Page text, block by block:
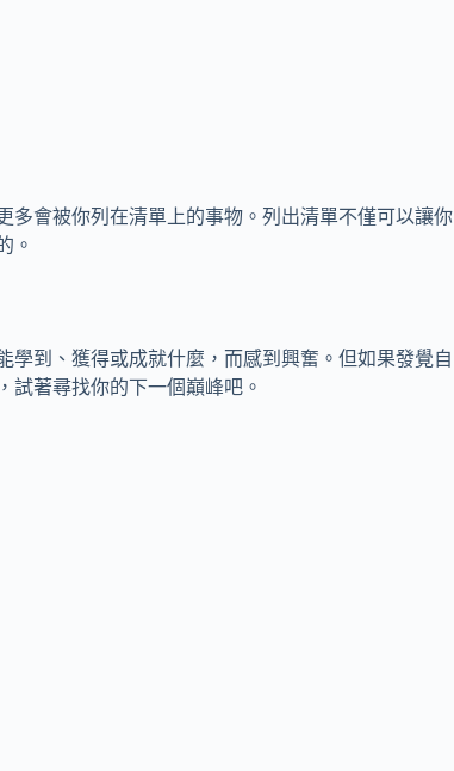
多會被你列在清單上的事物。列出清單不僅可以讓你
。
學到、獲得或成就什麼，而感到興奮。但如果發覺自
試著尋找你的下一個巔峰吧。